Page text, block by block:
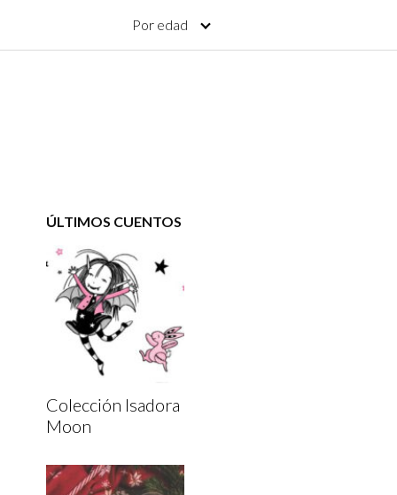
Por edad
ÚLTIMOS CUENTOS
Colección Isadora
Moon